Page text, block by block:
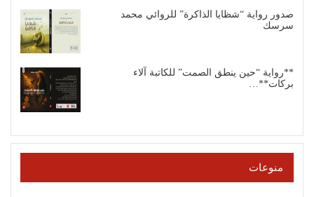
صدور رواية “شظايا الذاكرة” للروائي محمد
سرسك
**رواية “حين ينطق الصمت” للكاتبة آلاء
بركات**…
منوعات